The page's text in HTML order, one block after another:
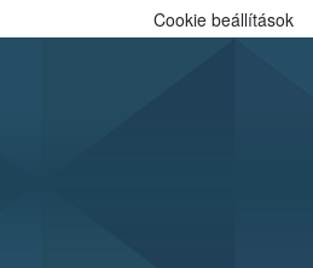
Cookie beállítások